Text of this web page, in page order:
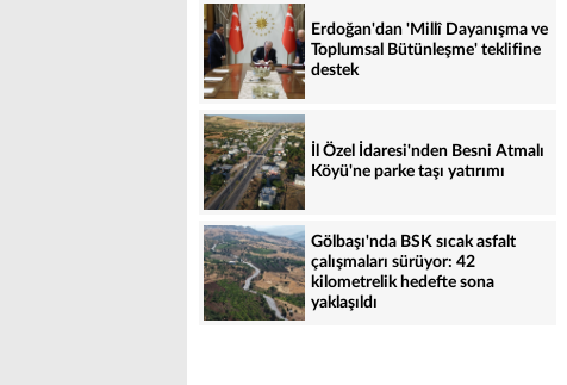
Erdoğan'dan 'Millî Dayanışma ve
Toplumsal Bütünleşme' teklifine
destek
İl Özel İdaresi'nden Besni Atmalı
Köyü'ne parke taşı yatırımı
Gölbaşı'nda BSK sıcak asfalt
çalışmaları sürüyor: 42
kilometrelik hedefte sona
yaklaşıldı